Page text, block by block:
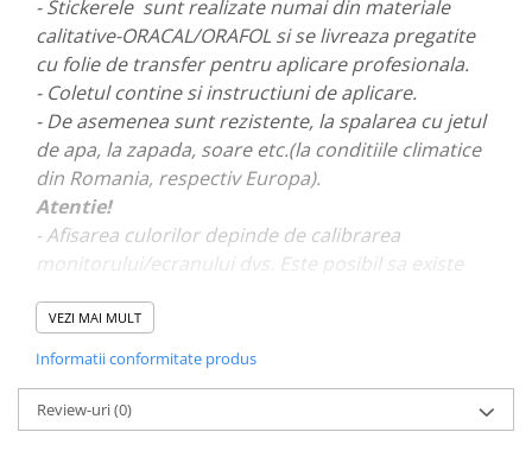
PENTRU FETE
PRODUSE IN TRENDING
SETURI STICKERE
STICKERE CAPAC REZERVOR
STICKERE CRĂCIUN
STICKERE CU ANIMALE
STICKERE GEAM MIC
STICKERE PENTRU CAPOTA
STICKERE PENTRU LATERALE
STICKERE PERSONALIZATE
STICKERE PRAGURI
- Stickerele sunt realizate numai din materiale
calitative-ORACAL/ORAFOL si se livreaza pregatite
cu folie de transfer pentru aplicare profesionala.
- Coletul contine si instructiuni de aplicare.
- De asemenea sunt rezistente, la spalarea cu jetul
de apa, la zapada, soare etc.(la conditiile climatice
din Romania, respectiv Europa).
Atentie!
- Afisarea culorilor depinde de calibrarea
monitorului/ecranului dvs. Este posibil sa existe
- Pentru stickere personalizate si pentru a vizualiza
VEZI MAI MULT
Informatii conformitate produs
Review-uri(0)